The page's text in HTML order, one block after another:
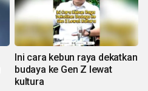
Ini cara kebun raya dekatkan
budaya ke Gen Z lewat
kultura